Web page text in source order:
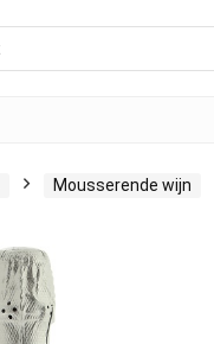
Mousserende wijn